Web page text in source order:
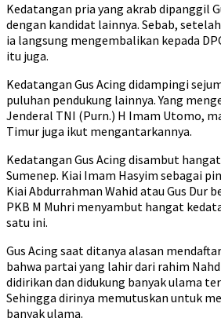
Kedatangan pria yang akrab dipanggil
dengan kandidat lainnya. Sebab,
ia langsung mengembalikan kepada
itu juga.
Kedatangan Gus Acing didampingi
puluhan pendukung lainnya. Yang
Jenderal TNI (Purn.) H Imam Utomo,
Timur juga ikut mengantarkannya.
Kedatangan Gus Acing disambut hangat
Sumenep. Kiai Imam Hasyim sebagai
Kiai Abdurrahman Wahid atau Gus Dur
PKB M Muhri menyambut hangat
satu ini.
Gus Acing saat ditanya alasan
bahwa partai yang lahir dari rahim
didirikan dan didukung banyak ulama
Sehingga dirinya memutuskan untuk
banyak ulama.